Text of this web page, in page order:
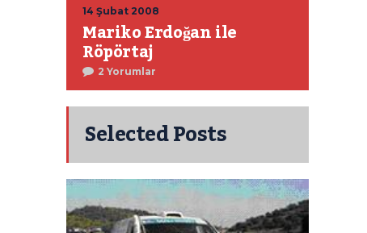
14 Şubat 2008
Mariko Erdoğan ile
Röpörtaj
2 Yorumlar
Selected Posts